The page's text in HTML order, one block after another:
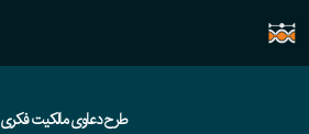
طرح دعاوی مالکیت فکری